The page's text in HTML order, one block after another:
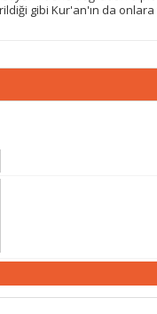
gibi Kur'an'ın da